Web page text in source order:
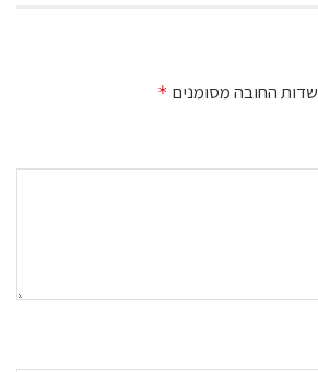
שדות החובה מסומנים *